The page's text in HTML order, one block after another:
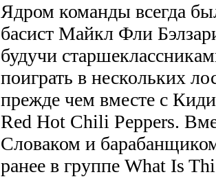
Ядром команды всегда
басист Майкл Фли
будучи
поиграть в нескольких
прежде чем вместе с
Red Hot Chili Peppers.
Словаком и
ранее в группе What Is